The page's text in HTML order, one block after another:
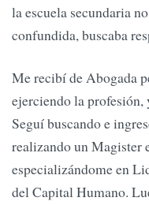
la escuela secundaria
confundida, buscaba
Me recibí de Abogada
ejerciendo la
Seguí buscando e
realizando un Magister
especializándome en
del Capital Humano.